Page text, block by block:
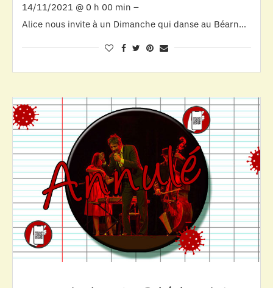
14/11/2021 @ 0 h 00 min –
Alice nous invite à un Dimanche qui danse au Béarn…